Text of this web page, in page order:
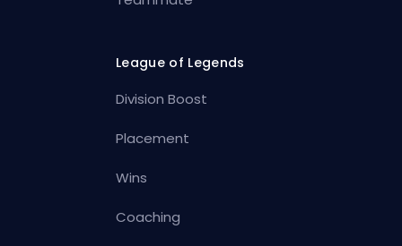
League of Legends
Division Boost
Placement
Wins
Coaching